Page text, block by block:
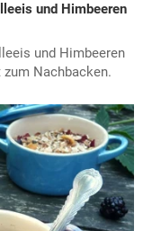
und Himbeeren
und Himbeeren
Nachbacken.